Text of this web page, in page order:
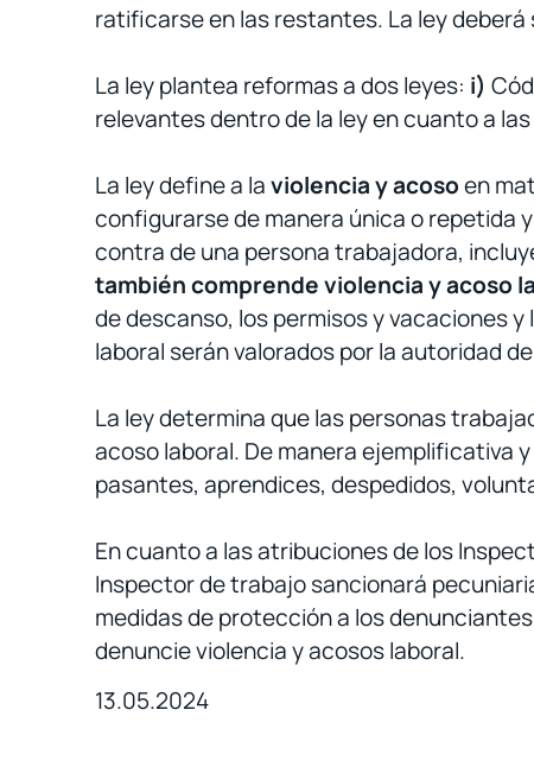
ratificarse en las restantes. La ley
La ley plantea reformas a dos leyes: i)
relevantes dentro de la ley en cuanto a
La ley define a laviolencia y acosoen
configurarse de manera única o repetida
contra de una persona trabajadora,
también comprende violencia y acoso
de descanso, los permisos y vacaciones
laboral serán valorados por la autoridad
La ley determina que las personas
acoso laboral. De manera ejemplificativa
pasantes, aprendices, despedidos,
En cuanto a las atribuciones de los
Inspector de trabajo sancionará
medidas de protección a los
denuncie violencia y acosos laboral.
13.05.2024